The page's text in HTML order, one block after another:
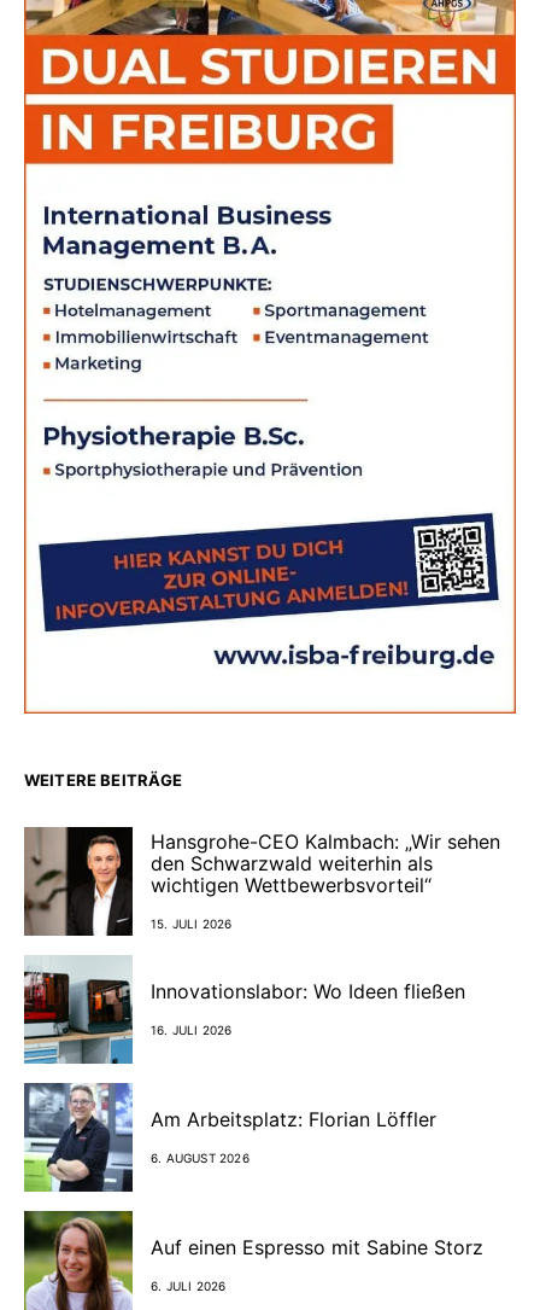
WEITERE BEITRÄGE
Hansgrohe-CEO Kalmbach: „Wir sehen
den Schwarzwald weiterhin als
wichtigen Wettbewerbsvorteil“
15. JULI 2026
Innovationslabor: Wo Ideen fließen
16. JULI 2026
Am Arbeitsplatz: Florian Löffler
6. AUGUST 2026
Auf einen Espresso mit Sabine Storz
6. JULI 2026